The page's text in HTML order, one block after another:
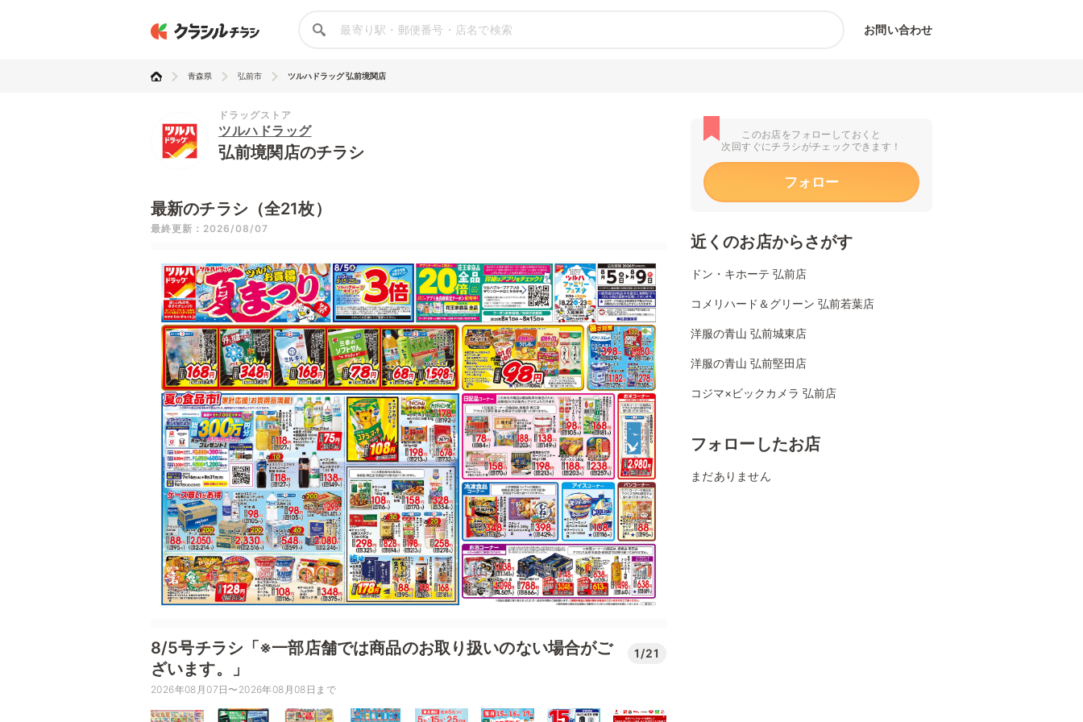
お問い合わせ
青森県 弘前市 ツルハドラッグ 弘前境関店
ドラッグストア
ツルハドラッグ
弘前境関店のチラシ
最新のチラシ（全21枚）
最終更新：2026/08/07
8/5号チラシ「※一部店舗では商品のお取り扱いのない場合がご
ざいます。」
1/21
2026年08月07日〜2026年08月08日まで
このお店をフォローしておくと
次回すぐにチラシがチェックできます！
フォロー
近くのお店からさがす
ドン・キホーテ 弘前店
コメリハード＆グリーン 弘前若葉店
洋服の青山 弘前城東店
洋服の青山 弘前堅田店
コジマ×ビックカメラ 弘前店
フォローしたお店
まだありません